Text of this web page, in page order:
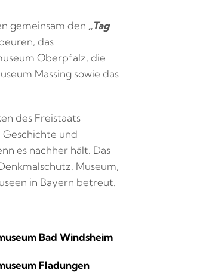
gemeinsam den „Tag
das
Oberpfalz, die
Massing sowie das
des Freistaats
und
es nachher hält. Das
Museum,
in Bayern betreut.
Bad Windsheim
Fladungen